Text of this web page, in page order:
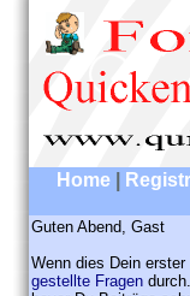
Home
Guten Abend, Gast
Wenn dies Dein
gestellte Fragen